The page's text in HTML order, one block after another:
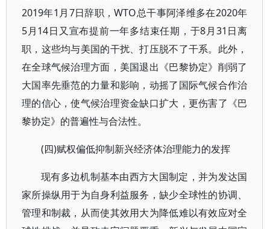
2019年1月7日辞职，WTO总干事阿泽维多在2020年
5月14日又宣布提前一年多结束任期，于8月31日离
职，这些均与美国的干扰、打压脱不了干系。此外，
在全球气候治理方面，美国退出《巴黎协定》削弱了
大国率先垂范的力量和影响，动摇了国际气候合作治
理的信心，使气候治理资金缺口扩大，更伤害了《巴
黎协定》的普遍性与合法性。
(四)赋权偏低抑制新兴经济体治理能力的发挥
现有多边机制基本由西方大国制定，并为发达国
家所操纵用于为自身利益服务，缺少全球性的协调、
管理和制裁，从而使其效用大为降低难以有效应对全